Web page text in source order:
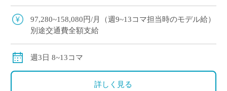
な校風 ・小・中・高と一貫した温かいコ […]
97,280~158,080円/月（週9~13コマ担当時のモデル給）
別途交通費全額支給
週3日 8~13コマ
詳しく見る